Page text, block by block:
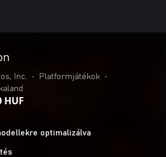
Inc. • Platformjátékok
•
HUF
optimalizálva